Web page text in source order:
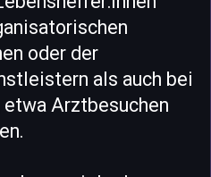
oder der
als auch bei
etwa Arztbesuchen